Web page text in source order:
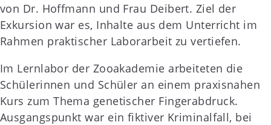
von Dr. Hoffmann und Frau Deibert. Ziel der
Exkursion war es, Inhalte aus dem Unterricht im
Rahmen praktischer Laborarbeit zu vertiefen.
Im Lernlabor der Zooakademie arbeiteten die
Schülerinnen und Schüler an einem praxisnahen
Kurs zum Thema genetischer Fingerabdruck.
Ausgangspunkt war ein fiktiver Kriminalfall, bei